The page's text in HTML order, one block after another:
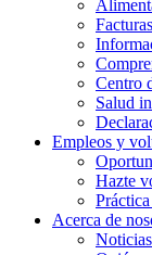
Centro
Salud
Empleos y
Hazte
Acerca de